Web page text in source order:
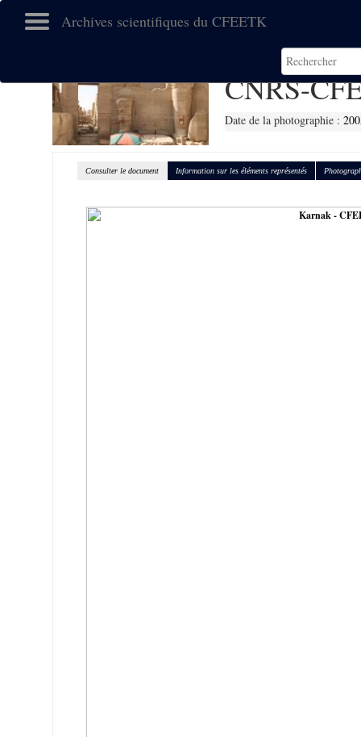
Archives scientifiques du CFEETK
CNRS-
Date de la photographie :
Consulter le document Information sur les éléments représentés